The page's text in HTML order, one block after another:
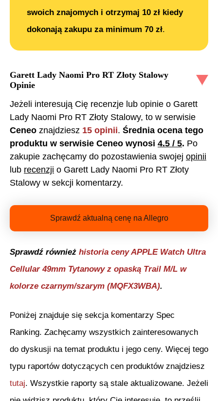
swoich znajomych i otrzymaj 10 zł kiedy
dokonają zakupu za minimum 70 zł.
Garett Lady Naomi Pro RT Złoty Stalowy
Opinie
Jeżeli interesują Cię recenzje lub opinie o Garett
Lady Naomi Pro RT Złoty Stalowy, to w serwisie
Ceneo znajdziesz 15 opinii. Średnia ocena tego
produktu w serwisie Ceneo wynosi 4.5 / 5. Po
zakupie zachęcamy do pozostawienia swojej opinii
lub recenzji o Garett Lady Naomi Pro RT Złoty
Stalowy w sekcji komentarzy.
Sprawdź aktualną cenę na Allegro
Sprawdź również historia cenyAPPLE Watch Ultra
Cellular 49mm Tytanowy z opaską Trail M/L w
kolorze czarnym/szarym (MQFX3WBA).
Poniżej znajduje się sekcja komentarzy Spec
Ranking. Zachęcamy wszystkich zainteresowanych
do dyskusji na temat produktu i jego ceny. Więcej tego
typu raportów dotyczących cen produktów znajdziesz
tutaj. Wszystkie raporty są stale aktualizowane. Jeżeli